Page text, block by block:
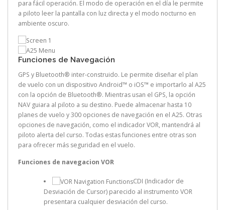
para fácil operación. El modo de operación en el día le permite
a piloto leer la pantalla con luz directa y el modo nocturno en
ambiente oscuro.
Funciones de Navegación
GPS y Bluetooth® inter-construido. Le permite diseñar el plan
de vuelo con un dispositivo Android™ o iOS™ e importarlo al A25
con la opción de Bluetooth®. Mientras usan el GPS, la opción
NAV guiara al piloto a su destino. Puede almacenar hasta 10
planes de vuelo y 300 opciones de navegación en el A25. Otras
opciones de navegación, como el indicador VOR, mantendrá al
piloto alerta del curso. Todas estas funciones entre otras son
para ofrecer más seguridad en el vuelo.
Funciones de navegacion VOR
CDI (Indicador de
Desviación de Cursor) parecido al instrumento VOR
presentara cualquier desviación del curso.